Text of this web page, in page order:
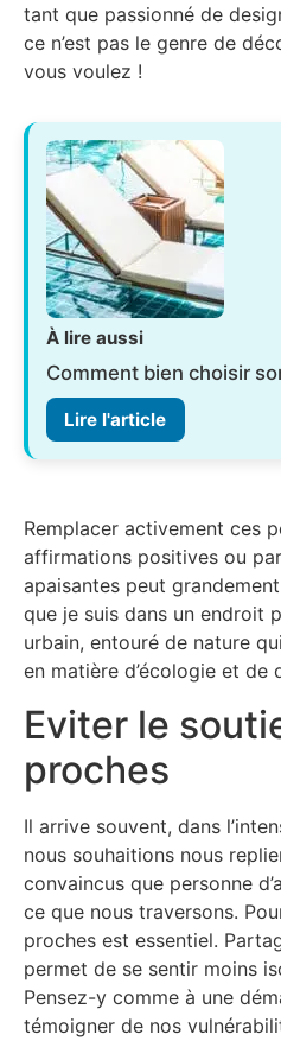
tant que passionné de
ce n’est pas le genre de
vous voulez !
À lire aussi
Comment bien choisir
Lire l'article
Remplacer activement ces
affirmations positives ou
apaisantes peut
que je suis dans un endroit
urbain, entouré de nature
en matière d’écologie et de
Eviter le
proches
Il arrive souvent, dans
nous souhaitions nous
convaincus que personne
ce que nous traversons.
proches est essentiel.
permet de se sentir moins
Pensez-y comme à une
témoigner de nos